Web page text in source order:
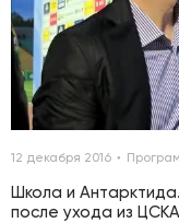
12 декабря 2016
Школа и
после ухода из ЦСКА